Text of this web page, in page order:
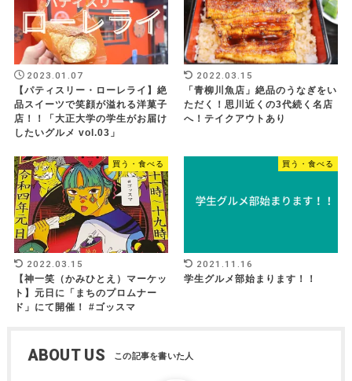
2023.01.07
【パティスリー・ローレライ】絶
品スイーツで笑顔が溢れる洋菓子
店！！「大正大学の学生がお届け
したいグルメ vol.03」
2022.03.15
「青柳川魚店」絶品のうなぎをい
ただく！思川近くの3代続く名店
へ！テイクアウトあり
買う・食べる
2022.03.15
【神一笑（かみひとえ）マーケッ
ト】元日に「まちのプロムナー
ド」にて開催！ #ゴッスマ
買う・食べる
2021.11.16
学生グルメ部始まります！！
ABOUT US